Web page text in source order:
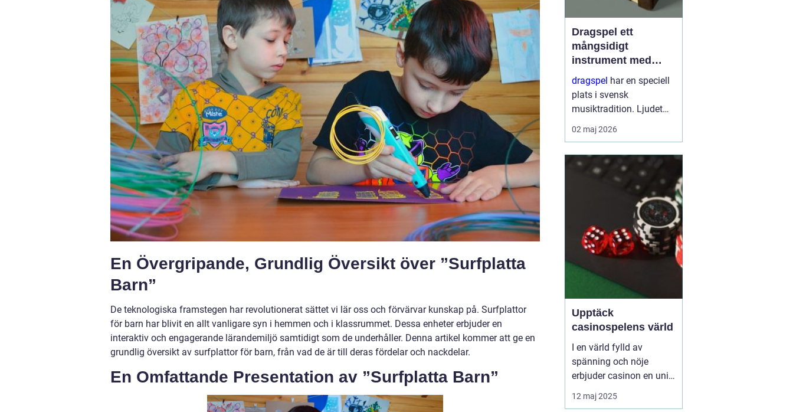
En Övergripande, Grundlig Översikt över ”Surfplatta
Barn”
De teknologiska framstegen har revolutionerat sättet vi lär oss och förvärvar kunskap på. Surfplattor
för barn har blivit en allt vanligare syn i hemmen och i klassrummet. Dessa enheter erbjuder en
interaktiv och engagerande lärandemiljö samtidigt som de underhåller. Denna artikel kommer att ge en
grundlig översikt av surfplattor för barn, från vad de är till deras fördelar och nackdelar.
En Omfattande Presentation av ”Surfplatta Barn”
Dragspel ett
mångsidigt
instrument med
stark tradition
dragspel har en speciell
plats i svensk
musiktradition. Ljudet
känns igen från
folkparker, dansbanor,
moderna
scenframträdanden.
Samtidigt är instrumen...
02 maj 2026
Upptäck
casinospelens värld
I en värld fylld av
spänning och nöje
erbjuder casinon en unik
upplevelse som lockar
miljontals människor
12 maj 2025